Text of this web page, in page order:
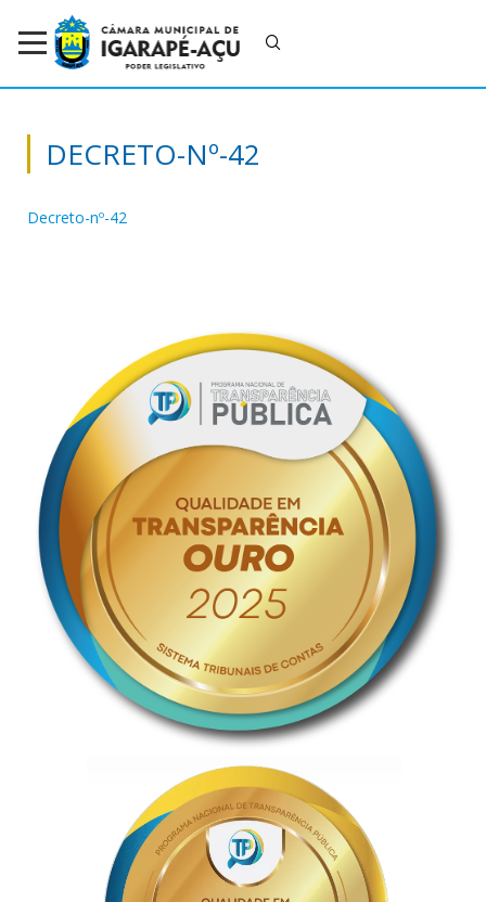
DECRETO-Nº-42
Decreto-nº-42